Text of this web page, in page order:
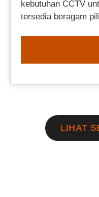
kebutuhan CCTV
tersedia beragam
LIHAT